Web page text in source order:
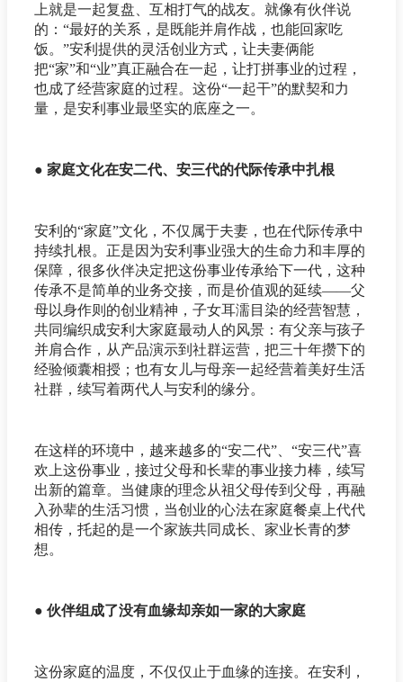
上就是一起复盘、互相打气的战友。就像有伙伴说
的：“最好的关系，是既能并肩作战，也能回家吃
饭。”安利提供的灵活创业方式，让夫妻俩能
把“家”和“业”真正融合在一起，让打拼事业的过程，
也成了经营家庭的过程。这份“一起干”的默契和力
量，是安利事业最坚实的底座之一。
● 家庭文化在安二代、安三代的代际传承中扎根
安利的“家庭”文化，不仅属于夫妻，也在代际传承中
持续扎根。正是因为安利事业强大的生命力和丰厚的
保障，很多伙伴决定把这份事业传承给下一代，这种
传承不是简单的业务交接，而是价值观的延续——父
母以身作则的创业精神，子女耳濡目染的经营智慧，
共同编织成安利大家庭最动人的风景：有父亲与孩子
并肩合作，从产品演示到社群运营，把三十年攒下的
经验倾囊相授；也有女儿与母亲一起经营着美好生活
社群，续写着两代人与安利的缘分。
在这样的环境中，越来越多的“安二代”、“安三代”喜
欢上这份事业，接过父母和长辈的事业接力棒，续写
出新的篇章。当健康的理念从祖父母传到父母，再融
入孙辈的生活习惯，当创业的心法在家庭餐桌上代代
相传，托起的是一个家族共同成长、家业长青的梦
想。
● 伙伴组成了没有血缘却亲如一家的大家庭
这份家庭的温度，不仅仅止于血缘的连接。在安利，